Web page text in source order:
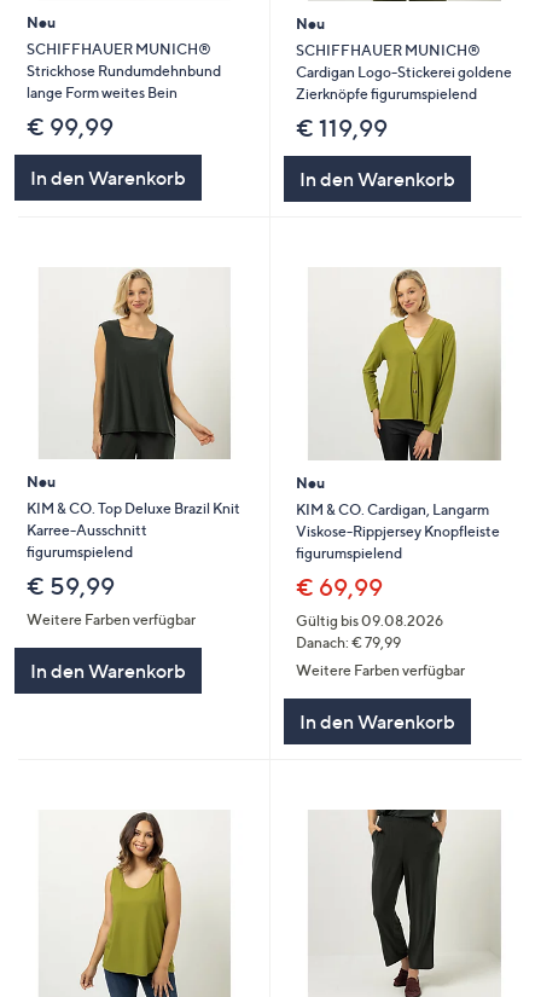
Neu
SCHIFFHAUER MUNICH®
Strickhose Rundumdehnbund
lange Form weites Bein
€ 99,99
In den Warenkorb
Neu
SCHIFFHAUER MUNICH®
Cardigan Logo-Stickerei goldene
Zierknöpfe figurumspielend
€ 119,99
In den Warenkorb
Neu
KIM & CO. Top Deluxe Brazil Knit
Karree-Ausschnitt
figurumspielend
€ 59,99
Weitere Farben verfügbar
In den Warenkorb
Neu
KIM & CO. Cardigan, Langarm
Viskose-Rippjersey Knopfleiste
figurumspielend
€ 69,99
Gültig bis 09.08.2026
Danach: € 79,99
Weitere Farben verfügbar
In den Warenkorb